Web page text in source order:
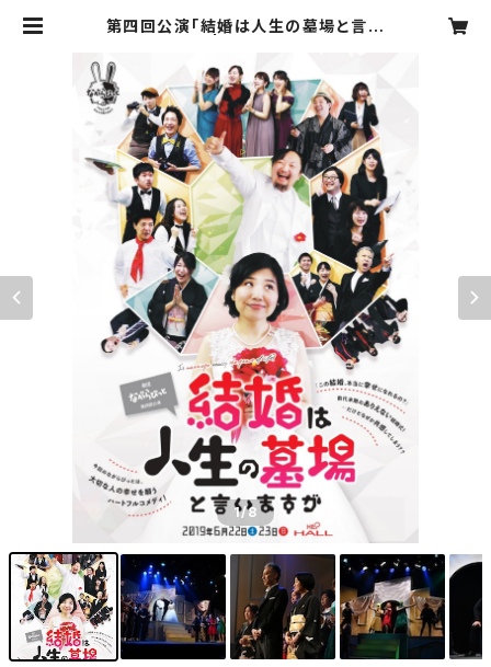
第四回公演「結婚は人生の墓場と言い
LINE SHOP
1/8